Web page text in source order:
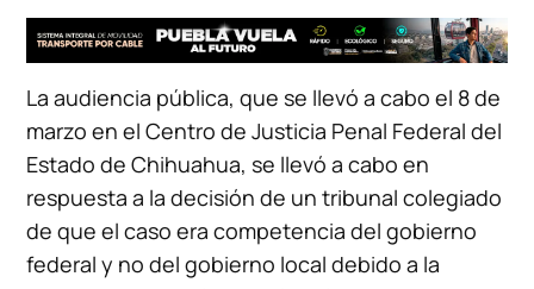
La audiencia pública, que se llevó a cabo el 8 de
marzo en el Centro de Justicia Penal Federal del
Estado de Chihuahua, se llevó a cabo en
respuesta a la decisión de un tribunal colegiado
de que el caso era competencia del gobierno
federal y no del gobierno local debido a la